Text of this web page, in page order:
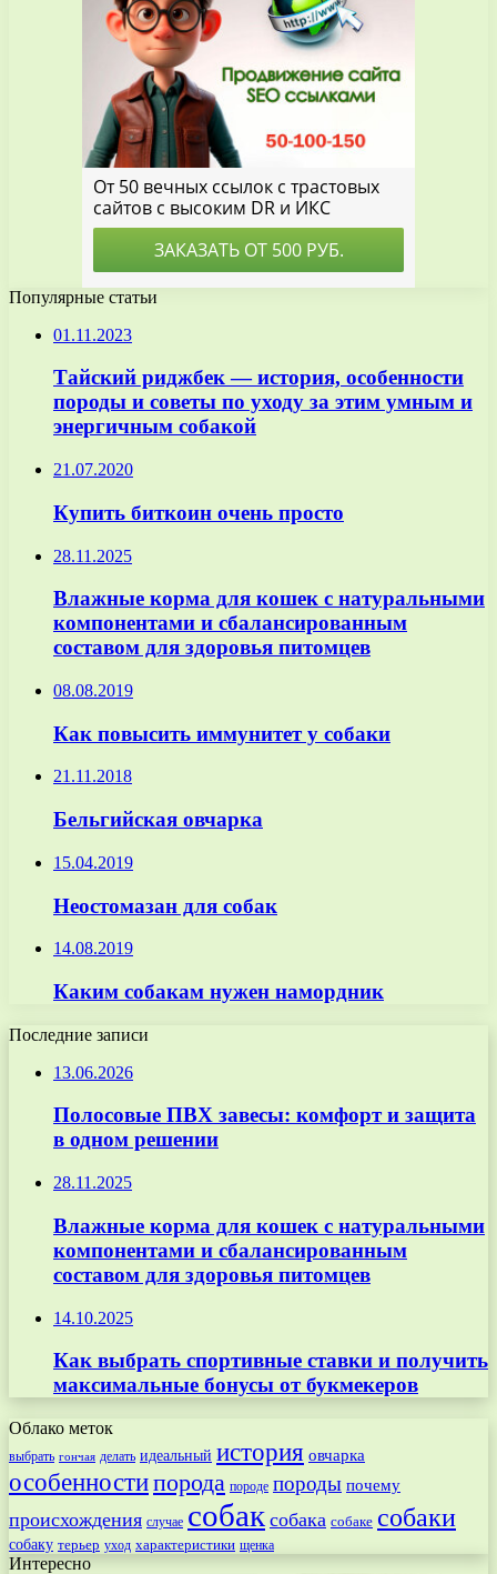
Популярные статьи
01.11.2023
Тайский риджбек — история, особенности
породы и советы по уходу за этим умным и
энергичным собакой
21.07.2020
Купить биткоин очень просто
28.11.2025
Влажные корма для кошек с натуральными
компонентами и сбалансированным
составом для здоровья питомцев
08.08.2019
Как повысить иммунитет у собаки
21.11.2018
Бельгийская овчарка
15.04.2019
Неостомазан для собак
14.08.2019
Каким собакам нужен намордник
Последние записи
13.06.2026
Полосовые ПВХ завесы: комфорт и защита
в одном решении
28.11.2025
Влажные корма для кошек с натуральными
компонентами и сбалансированным
составом для здоровья питомцев
14.10.2025
Как выбрать спортивные ставки и получить
максимальные бонусы от букмекеров
Облако меток
выбрать гончая делать идеальный история овчарка
особенностипорода породе породы почему
происхождения случае собак собака собаке собаки
собаку терьер уход характеристики щенка
Интересно